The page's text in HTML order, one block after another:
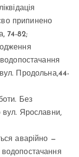
припинено
74-82;
Продольна,44-
Без
вул. Ярославни,
аварійно —